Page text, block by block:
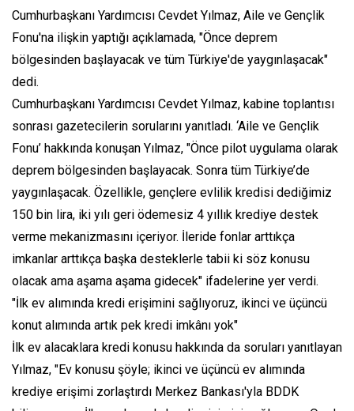
Cumhurbaşkanı Yardımcısı Cevdet Yılmaz, Aile ve Gençlik
Fonu'na ilişkin yaptığı açıklamada, "Önce deprem
bölgesinden başlayacak ve tüm Türkiye'de yaygınlaşacak"
dedi.
Cumhurbaşkanı Yardımcısı Cevdet Yılmaz, kabine toplantısı
sonrası gazetecilerin sorularını yanıtladı. ‘Aile ve Gençlik
Fonu’ hakkında konuşan Yılmaz, "Önce pilot uygulama olarak
deprem bölgesinden başlayacak. Sonra tüm Türkiye’de
yaygınlaşacak. Özellikle, gençlere evlilik kredisi dediğimiz
150 bin lira, iki yılı geri ödemesiz 4 yıllık krediye destek
verme mekanizmasını içeriyor. İleride fonlar arttıkça
imkanlar arttıkça başka desteklerle tabii ki söz konusu
olacak ama aşama aşama gidecek" ifadelerine yer verdi.
"İlk ev alımında kredi erişimini sağlıyoruz, ikinci ve üçüncü
konut alımında artık pek kredi imkânı yok"
İlk ev alacaklara kredi konusu hakkında da soruları yanıtlayan
Yılmaz, "Ev konusu şöyle; ikinci ve üçüncü ev alımında
krediye erişimi zorlaştırdı Merkez Bankası'yla BDDK